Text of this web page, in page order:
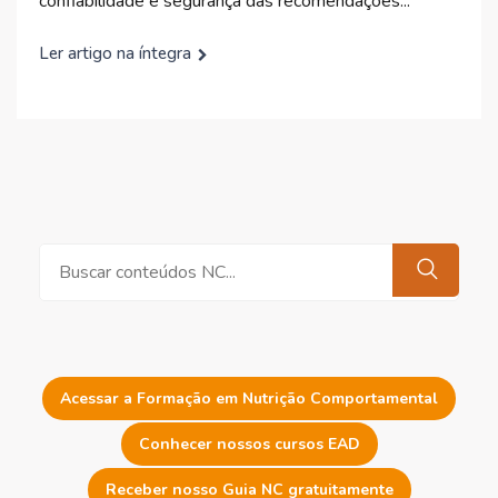
Ler artigo na íntegra
Acessar a Formação em Nutrição Comportamental
Conhecer nossos cursos EAD
Receber nosso Guia NC gratuitamente